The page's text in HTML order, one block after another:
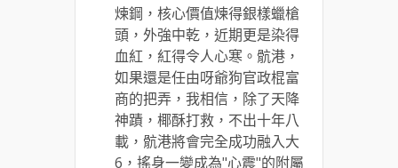
煉鋼，核心價值煉得銀樣蠟槍
頭，外強中乾，近期更是染得
血紅，紅得令人心寒。骯港，
如果還是任由呀爺狗官政棍富
商的把弄，我相信，除了天降
神蹟，椰酥打救，不出十年八
載，骯港將會完全成功融入大
6，搖身一變成為"心震"的附屬